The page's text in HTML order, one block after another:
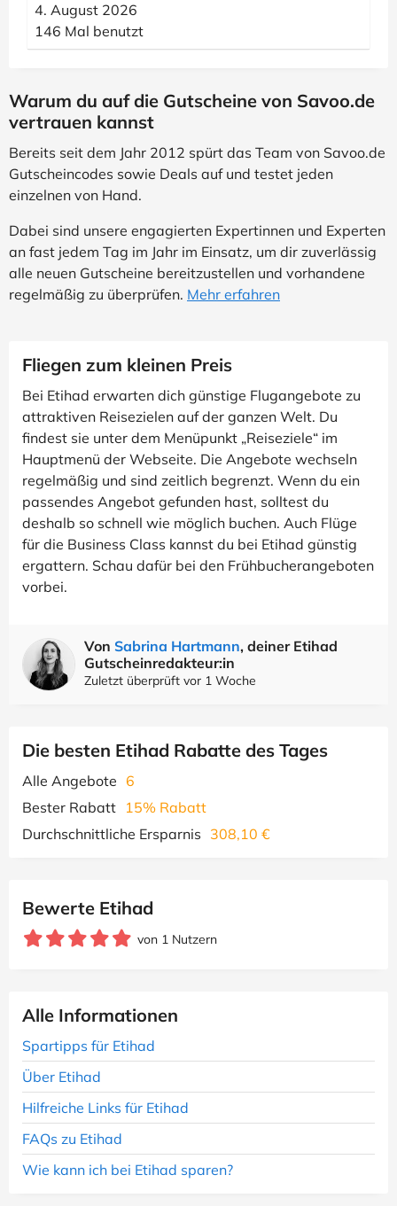
4. August 2026
146 Mal benutzt
Warum du auf die Gutscheine von Savoo.de
vertrauen kannst
Bereits seit dem Jahr 2012 spürt das Team von Savoo.de
Gutscheincodes sowie Deals auf und testet jeden
einzelnen von Hand.
Dabei sind unsere engagierten Expertinnen und Experten
an fast jedem Tag im Jahr im Einsatz, um dir zuverlässig
alle neuen Gutscheine bereitzustellen und vorhandene
regelmäßig zu überprüfen. Mehr erfahren
Fliegen zum kleinen Preis
Bei Etihad erwarten dich günstige Flugangebote zu
attraktiven Reisezielen auf der ganzen Welt. Du
findest sie unter dem Menüpunkt „Reiseziele“ im
Hauptmenü der Webseite. Die Angebote wechseln
regelmäßig und sind zeitlich begrenzt. Wenn du ein
passendes Angebot gefunden hast, solltest du
deshalb so schnell wie möglich buchen. Auch Flüge
für die Business Class kannst du bei Etihad günstig
ergattern. Schau dafür bei den Frühbucherangeboten
vorbei.
Von Sabrina Hartmann, deiner Etihad
Gutscheinredakteur:in
Zuletzt überprüft vor 1 Woche
Die besten Etihad Rabatte des Tages
Alle Angebote 6
Bester Rabatt 15% Rabatt
Durchschnittliche Ersparnis 308,10 €
Bewerte Etihad
von 1 Nutzern
Alle Informationen
Spartipps für Etihad
Über Etihad
Hilfreiche Links für Etihad
FAQs zu Etihad
Wie kann ich bei Etihad sparen?